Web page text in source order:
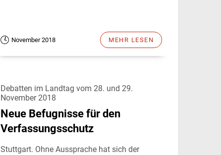
November 2018 MEHR LESEN
Debatten im Landtag vom 28. und 29.
November 2018
Neue Befugnisse für den
Verfassungsschutz
Stuttgart. Ohne Aussprache hat sich der